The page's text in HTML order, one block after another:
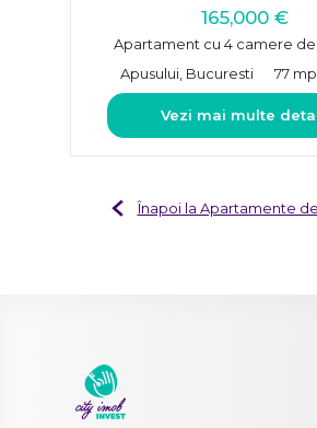
165,000 €
Apartament cu 4 camere de
Apusului, Bucuresti
77 mp
Vezi mai multe
Înapoi la Apartamente